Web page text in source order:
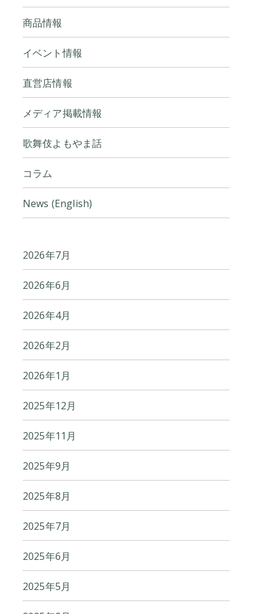
商品情報
イベント情報
直営店情報
メディア掲載情報
歌舞伎よもやま話
コラム
News (English)
2026年7月
2026年6月
2026年4月
2026年2月
2026年1月
2025年12月
2025年11月
2025年9月
2025年8月
2025年7月
2025年6月
2025年5月